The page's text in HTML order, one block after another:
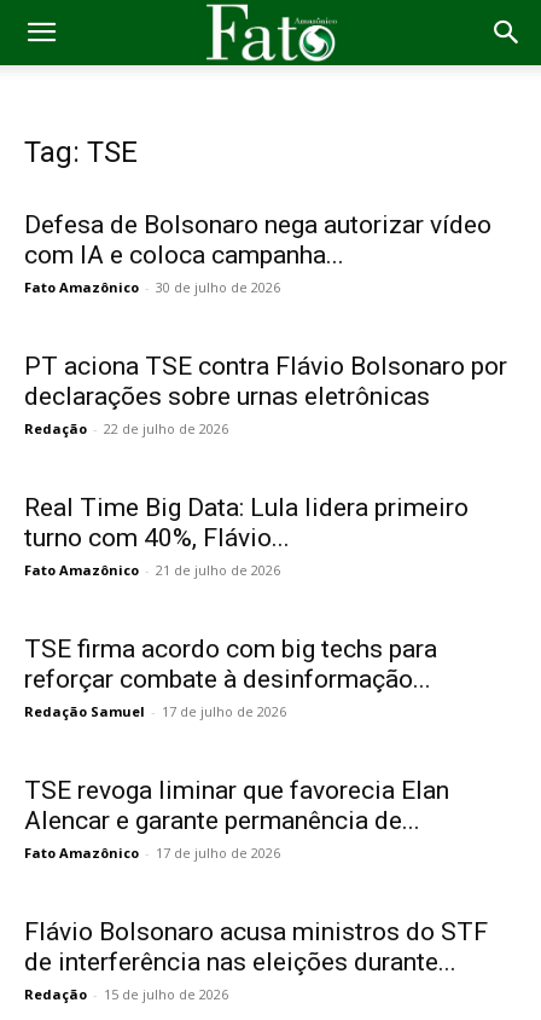
Tag: TSE
Defesa de Bolsonaro nega autorizar vídeo
com IA e coloca campanha...
Fato Amazônico - 30 de julho de 2026
PT aciona TSE contra Flávio Bolsonaro por
declarações sobre urnas eletrônicas
Redação - 22 de julho de 2026
Real Time Big Data: Lula lidera primeiro
turno com 40%, Flávio...
Fato Amazônico - 21 de julho de 2026
TSE firma acordo com big techs para
reforçar combate à desinformação...
Redação Samuel - 17 de julho de 2026
TSE revoga liminar que favorecia Elan
Alencar e garante permanência de...
Fato Amazônico - 17 de julho de 2026
Flávio Bolsonaro acusa ministros do STF
de interferência nas eleições durante...
Redação - 15 de julho de 2026